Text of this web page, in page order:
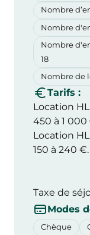
Nombre
Nombre
Nombre
18
Nombre de
Tarifs :
Location
450 à 1 000
Location
150 à 240 €.
Taxe de
Modes
Chèque